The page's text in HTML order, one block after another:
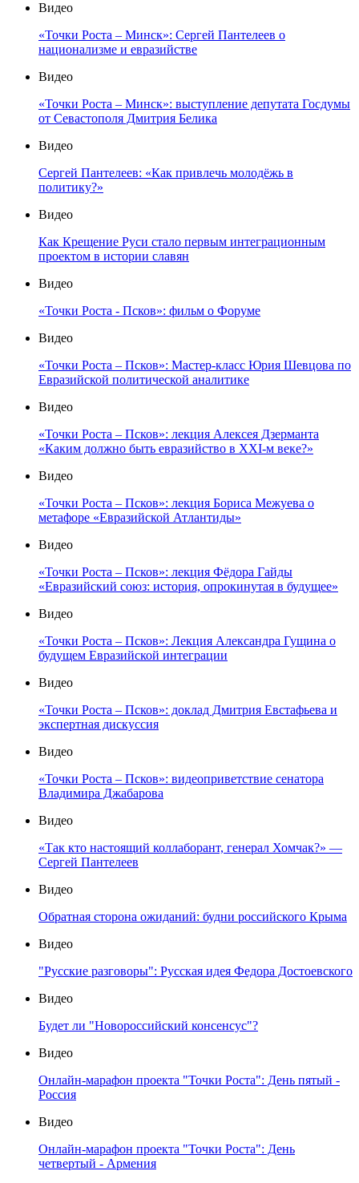
Видео
«Точки Роста – Минск»: Сергей Пантелеев о
национализме и евразийстве
Видео
«Точки Роста – Минск»: выступление депутата Госдумы
от Севастополя Дмитрия Белика
Видео
Сергей Пантелеев: «Как привлечь молодёжь в
политику?»
Видео
Как Крещение Руси стало первым интеграционным
проектом в истории славян
Видео
«Точки Роста - Псков»: фильм о Форуме
Видео
«Точки Роста – Псков»: Мастер-класс Юрия Шевцова по
Евразийской политической аналитике
Видео
«Точки Роста – Псков»: лекция Алексея Дзерманта
«Каким должно быть евразийство в XXI-м веке?»
Видео
«Точки Роста – Псков»: лекция Бориса Межуева о
метафоре «Евразийской Атлантиды»
Видео
«Точки Роста – Псков»: лекция Фёдора Гайды
«Евразийский союз: история, опрокинутая в будущее»
Видео
«Точки Роста – Псков»: Лекция Александра Гущина о
будущем Евразийской интеграции
Видео
«Точки Роста – Псков»: доклад Дмитрия Евстафьева и
экспертная дискуссия
Видео
«Точки Роста – Псков»: видеоприветствие сенатора
Владимира Джабарова
Видео
«Так кто настоящий коллаборант, генерал Хомчак?» —
Сергей Пантелеев
Видео
Обратная сторона ожиданий: будни российского Крыма
Видео
"Русские разговоры": Русская идея Федора Достоевского
Видео
Будет ли "Новороссийский консенсус"?
Видео
Онлайн-марафон проекта "Точки Роста": День пятый -
Россия
Видео
Онлайн-марафон проекта "Точки Роста": День
четвертый - Армения